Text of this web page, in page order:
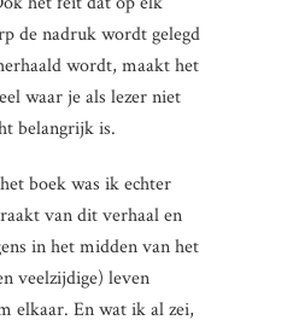
de nadruk wordt gelegd
wordt, maakt het
waar je als lezer niet
belangrijk is.
boek was ik echter
van dit verhaal en
in het midden van het
veelzijdige) leven
elkaar. En wat ik al zei,